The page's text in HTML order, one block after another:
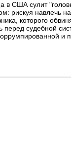
в США сулит
рискуя навлечь
которого
перед судебной
и